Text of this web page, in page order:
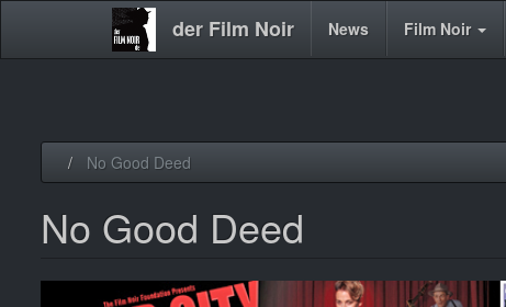
der Film Noir
Main News Film Noir
No Good Deed
No Good Deed